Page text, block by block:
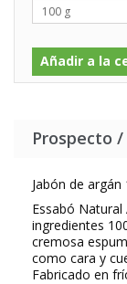
100 g
Añadir a la
Prospecto
Jabón de argán
Essabó
ingredientes
cremosa
como cara y
Fabricado en